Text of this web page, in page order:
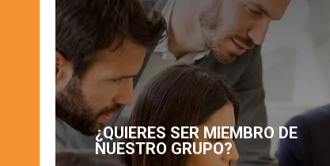
¿QUIERES SER MIEMBRO DE
NUESTRO GRUPO?